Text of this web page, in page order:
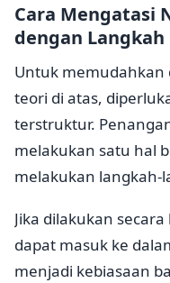
Cara Mengatasi
dengan
Untuk memudahkan
teori di atas,
terstruktur.
melakukan satu hal
melakukan langkah-
Jika dilakukan
dapat masuk ke
menjadi kebiasaan